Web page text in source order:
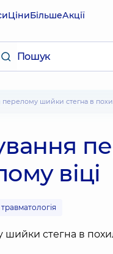
ЦіниБільшеАкції
перелому шийки стегна в
віці
травматологія